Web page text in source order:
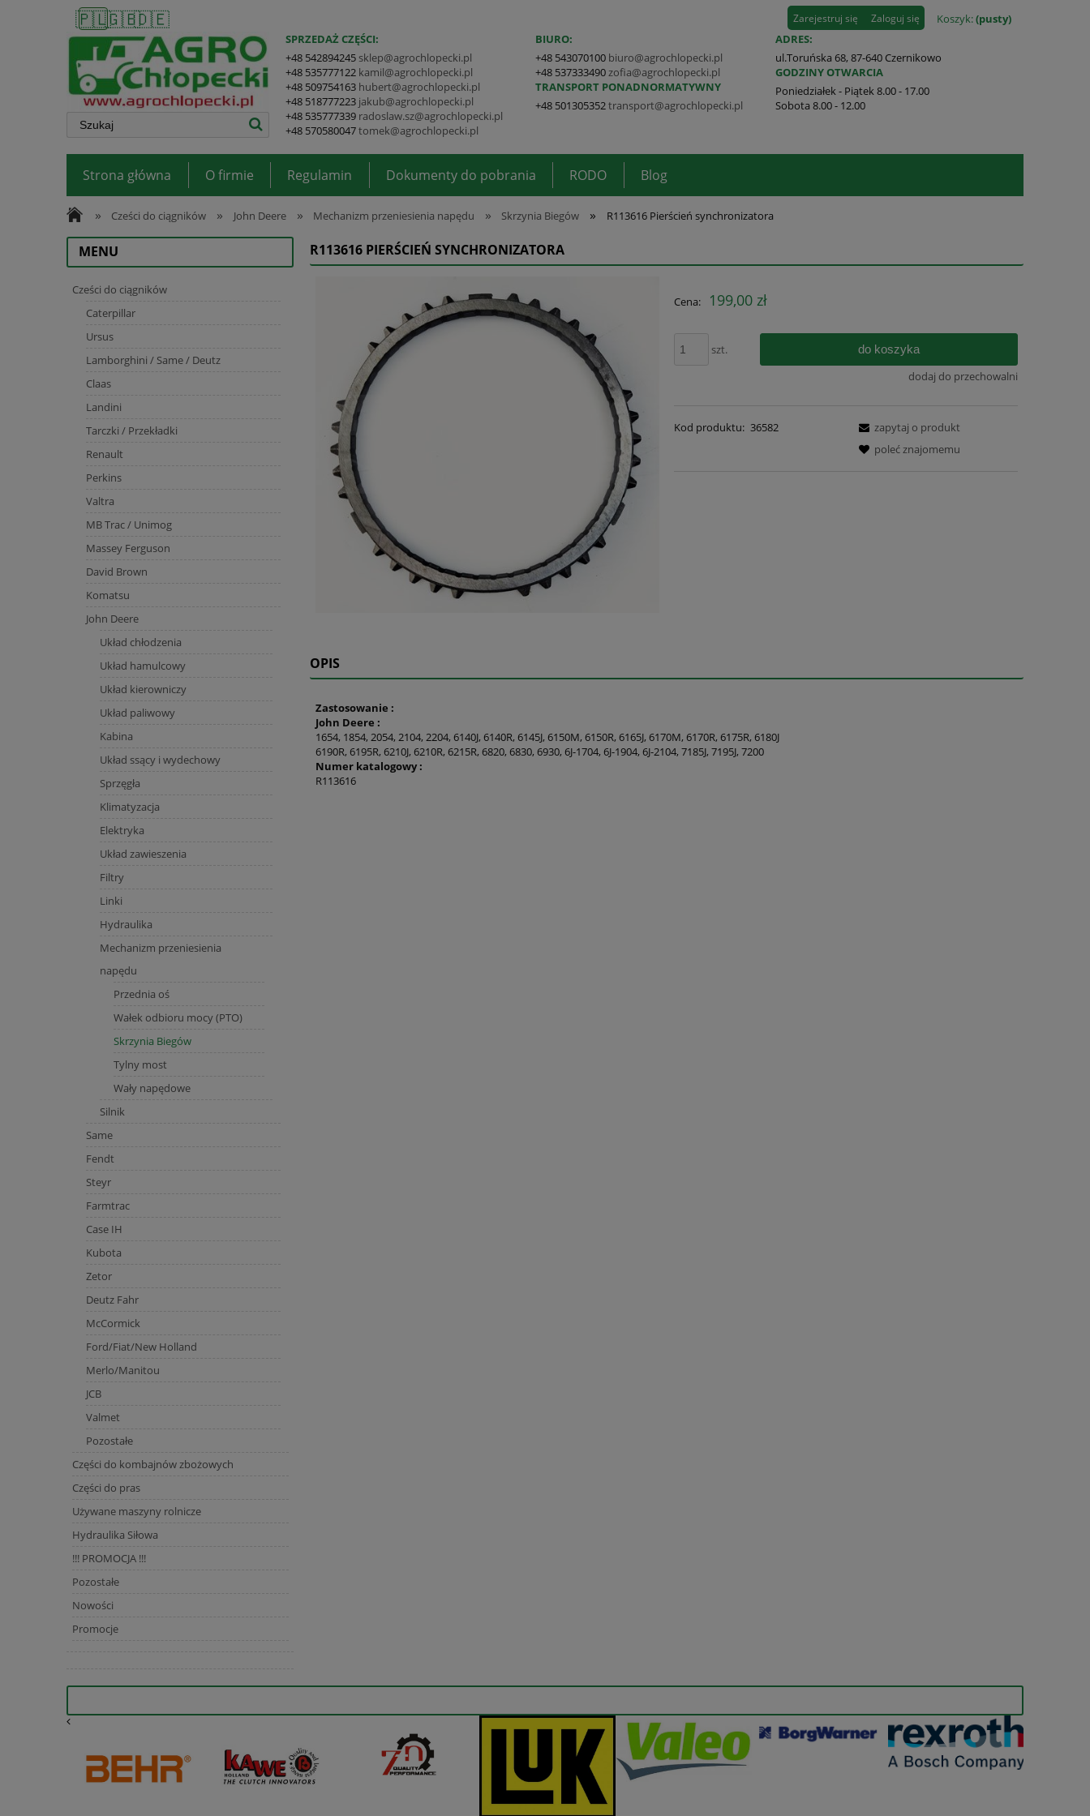
🇵🇱🇬🇧🇩🇪 Koszyk:(pusty)
Zarejestruj się Zaloguj się
SPRZEDAŻ CZĘŚCI:
+48 542894245 sklep@agrochlopecki.pl
+48 535777122 kamil@agrochlopecki.pl
+48 509754163 hubert@agrochlopecki.pl
+48 518777223 jakub@agrochlopecki.pl
+48 535777339 radoslaw.sz@agrochlopecki.pl
+48 570580047tomek@agrochlopecki.pl
BIURO:
+48 543070100 biuro@agrochlopecki.pl
+48 537333490 zofia@agrochlopecki.pl
TRANSPORT PONADNORMATYWNY
+48 501305352transport@agrochlopecki.pl
ADRES:
ul.Toruńska 68, 87-640 Czernikowo
GODZINY OTWARCIA
Poniedziałek - Piątek 8.00 - 17.00
Sobota 8.00 - 12.00
Strona główna O firmie Regulamin Dokumenty do pobrania RODO Blog
» Cześci do ciągników » John Deere » Mechanizm przeniesienia napędu » Skrzynia Biegów » R113616 Pierścień synchronizatora
MENU
Cześci do ciągników
Caterpillar
Ursus
Lamborghini / Same / Deutz
Claas
Landini
Tarczki / Przekładki
Renault
Perkins
Valtra
MB Trac / Unimog
Massey Ferguson
David Brown
Komatsu
John Deere
Układ chłodzenia
Układ hamulcowy
Układ kierowniczy
Układ paliwowy
Kabina
Układ ssący i wydechowy
Sprzęgła
Klimatyzacja
Elektryka
Układ zawieszenia
Filtry
Linki
Hydraulika
Mechanizm przeniesienia
napędu
Przednia oś
Wałek odbioru mocy (PTO)
Skrzynia Biegów
Tylny most
Wały napędowe
Silnik
Same
Fendt
Steyr
Farmtrac
Case IH
Kubota
Zetor
Deutz Fahr
McCormick
Ford/Fiat/New Holland
Merlo/Manitou
JCB
Valmet
Pozostałe
Części do kombajnów zbożowych
Części do pras
Używane maszyny rolnicze
Hydraulika Siłowa
!!! PROMOCJA !!!
Pozostałe
Nowości
Promocje
R113616 PIERŚCIEŃ SYNCHRONIZATORA
Cena: 199,00 zł
szt. do koszyka
dodaj do przechowalni
Kod produktu: 36582
zapytaj o produkt
poleć znajomemu
OPIS
Zastosowanie :
John Deere :
1654, 1854, 2054, 2104, 2204, 6140J, 6140R, 6145J, 6150M, 6150R, 6165J, 6170M, 6170R, 6175R, 6180J
6190R, 6195R, 6210J, 6210R, 6215R, 6820, 6830, 6930, 6J-1704, 6J-1904, 6J-2104, 7185J, 7195J, 7200
Numer katalogowy :
R113616